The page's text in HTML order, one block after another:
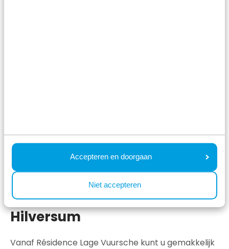
Accepteren en doorgaan
Niet accepteren
Boek Lodge Royal Eco vakantiehuis
Uitjes in de omgeving van
Hilversum
Vanaf Résidence Lage Vuursche kunt u gemakkelijk